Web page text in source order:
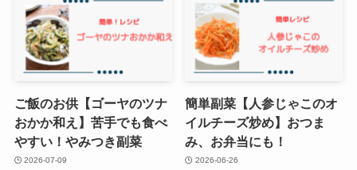
ご飯のお供【ゴーヤのツナ
おかか和え】苦手でも食べ
やすい！やみつき副菜
2026-07-09
簡単副菜【人参じゃこのオ
イルチーズ炒め】おつま
み、お弁当にも！
2026-06-26